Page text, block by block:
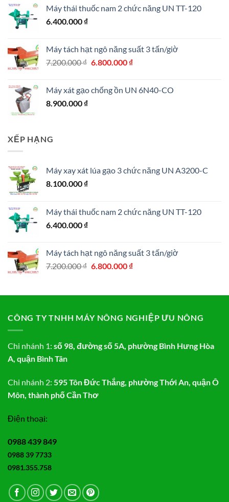
Máy thái thuốc nam 2 chức năng UN TT-120
6.400.000 ₫
Máy tách hạt ngô năng suất 3 tấn/giờ
7.200.000₫ Giá
7.200.000 ₫.
6.800.000 ₫Giá
là:
Máy xát gạo chống ồn UN 6N40-CO
8.900.000 ₫
XẾP HẠNG
Máy xay xát lúa gạo 3 chức năng UN A3200-C
8.100.000 ₫
Máy thái thuốc nam 2 chức năng UN TT-120
6.400.000 ₫
Máy tách hạt ngô năng suất 3 tấn/giờ
7.200.000₫ Giá
7.200.000 ₫.
6.800.000 ₫Giá
là:
CÔNG TY TNHH MÁY NÔNG NGHIỆP ƯU NÔNG
Chi nhánh 1: số 98, đường số 5A, phường Bình Hưng Hòa
A, quận Bình Tân
Chi nhánh 2: 595 Tôn Đức Thắng, phường Thới An, quận Ô
Môn, thành phố Cần Thơ
Điện thoại:
0988 439 849
0988 39 7733
0981.355.758